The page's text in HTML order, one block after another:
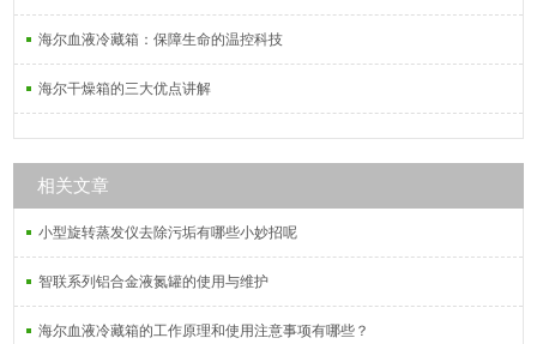
海尔血液冷藏箱：保障生命的温控科技
海尔干燥箱的三大优点讲解
相关文章
小型旋转蒸发仪去除污垢有哪些小妙招呢
智联系列铝合金液氮罐的使用与维护
海尔血液冷藏箱的工作原理和使用注意事项有哪些？